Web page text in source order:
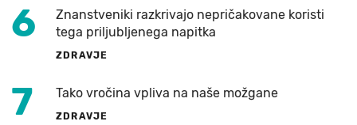
6
Znanstveniki razkrivajo nepričakovane koristi
tega priljubljenega napitka
ZDRAVJE
7 Tako vročina vpliva na naše možgane
ZDRAVJE